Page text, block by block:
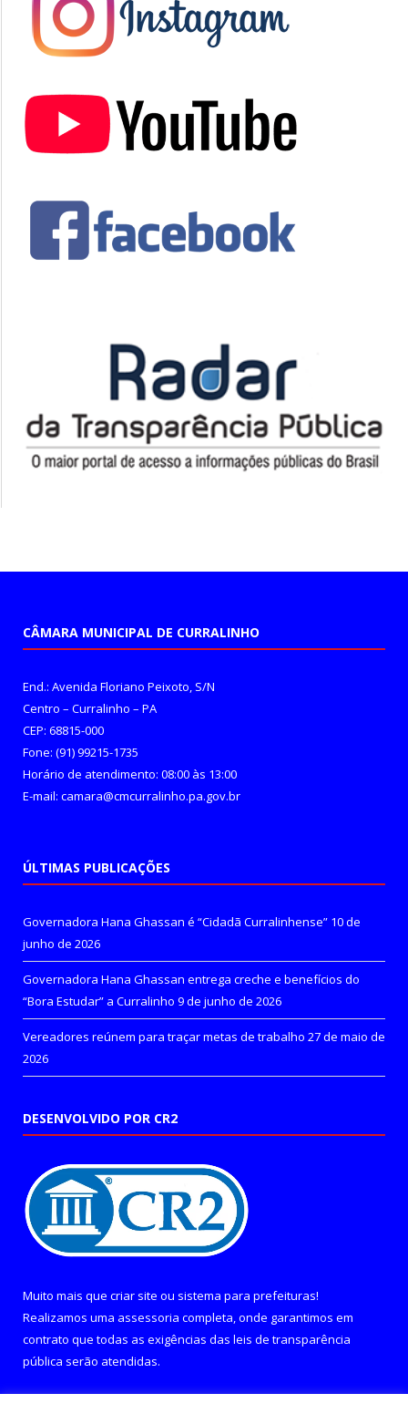
CÂMARA MUNICIPAL DE CURRALINHO
End.: Avenida Floriano Peixoto, S/N
Centro – Curralinho – PA
CEP: 68815-000
Fone: (91) 99215-1735
Horário de atendimento: 08:00 às 13:00
E-mail: camara@cmcurralinho.pa.gov.br
ÚLTIMAS PUBLICAÇÕES
Governadora Hana Ghassan é “Cidadã Curralinhense” 10 de
junho de 2026
Governadora Hana Ghassan entrega creche e benefícios do
“Bora Estudar” a Curralinho 9 de junho de 2026
Vereadores reúnem para traçar metas de trabalho 27 de maio de
2026
DESENVOLVIDO POR CR2
Muito mais que criar site ou sistema para prefeituras!
Realizamos uma assessoria completa, onde garantimos em
contrato que todas as exigências das leis de transparência
pública serão atendidas.